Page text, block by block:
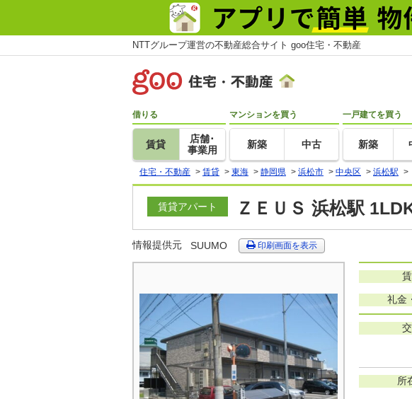
NTTグループ運営の不動産総合サイト goo住宅・不動産
借りる
賃貸
店舗･
事業用
マンションを買う
新築 中古
一戸建てを買う
新築
住宅・不動産 > 賃貸 > 東海 > 静岡県 > 浜松市 > 中央区 > 浜松駅 >
賃貸アパート ＺＥＵＳ 浜松駅
情報提供元 SUUMO 印刷画面を表示
礼金
所